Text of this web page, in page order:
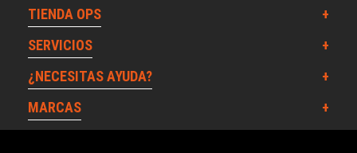
TIENDA OPS
SERVICIOS
¿NECESITAS AYUDA?
MARCAS